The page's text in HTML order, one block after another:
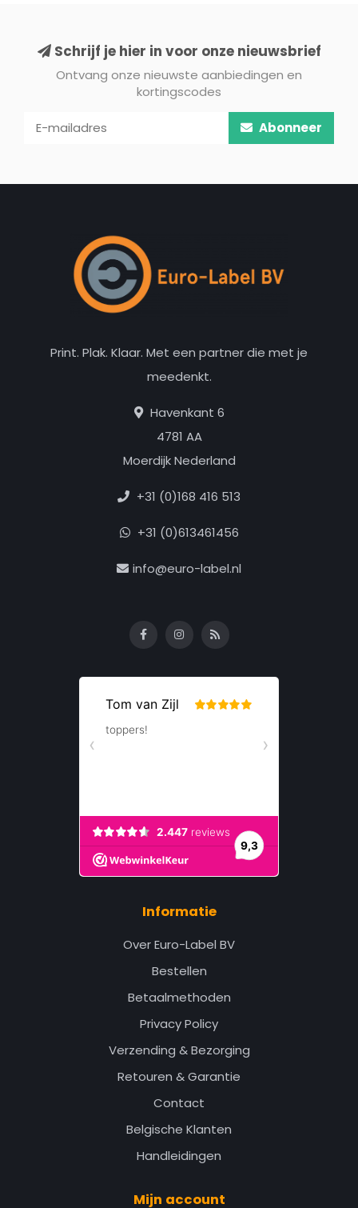
Schrijf je hier in voor onze nieuwsbrief
Ontvang onze nieuwste aanbiedingen en
kortingscodes
Abonneer
Print. Plak. Klaar. Met een partner die met je
meedenkt.
Havenkant 6
4781 AA
Moerdijk Nederland
+31 (0)168 416 513
+31 (0)613461456
info@euro-label.nl
Informatie
Over Euro-Label BV
Bestellen
Betaalmethoden
Privacy Policy
Verzending & Bezorging
Retouren & Garantie
Contact
Belgische Klanten
Handleidingen
Mijn account